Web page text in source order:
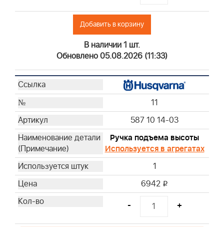
Добавить в корзину
В наличии 1 шт.
Обновлено 05.08.2026 (11:33)
11
587 10 14-03
Ручка подъема высоты
Используется в агрегатах
1
6942 i
- +